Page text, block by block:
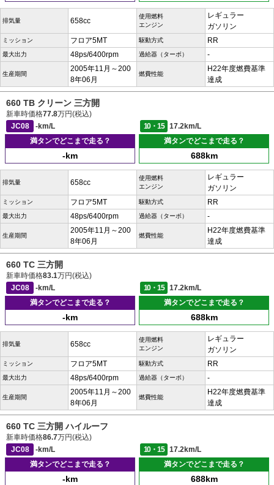
排気量 658cc
使用燃料
エンジン
レギュラー
ガソリン
ミッション フロア5MT 駆動方式 RR
最大出力 48ps/6400rpm 過給器（ターボ） -
生産期間
2005年11月～200
8年06月
燃費性能
H22年度燃費基準
達成
660 TB クリーン 三方開
新車時価格77.8万円(税込)
JC08
-km/L 10・15
17.2km/L
満タンでどこまで走る？
-km
満タンでどこまで走る？
688km
排気量 658cc
使用燃料
エンジン
レギュラー
ガソリン
ミッション フロア5MT 駆動方式 RR
最大出力 48ps/6400rpm 過給器（ターボ） -
生産期間
2005年11月～200
8年06月
燃費性能
H22年度燃費基準
達成
660 TC 三方開
新車時価格83.1万円(税込)
JC08
-km/L 10・15
17.2km/L
満タンでどこまで走る？
-km
満タンでどこまで走る？
688km
排気量 658cc
使用燃料
エンジン
レギュラー
ガソリン
ミッション フロア5MT 駆動方式 RR
最大出力 48ps/6400rpm 過給器（ターボ） -
生産期間
2005年11月～200
8年06月
燃費性能
H22年度燃費基準
達成
660 TC 三方開 ハイルーフ
新車時価格86.7万円(税込)
JC08
-km/L 10・15
17.2km/L
満タンでどこまで走る？
-km
満タンでどこまで走る？
688km